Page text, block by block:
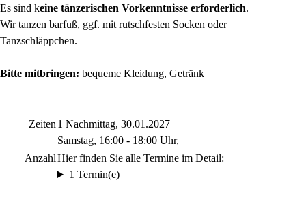
Es sind keine tänzerischen Vorkenntnisse erforderlich.
Wir tanzen barfuß, ggf. mit rutschfesten Socken oder
Tanzschläppchen.
Bitte mitbringen: bequeme Kleidung, Getränk
Zeiten 1 Nachmittag, 30.01.2027
Samstag, 16:00 - 18:00 Uhr,
AnzahlHier finden Sie alle Termine im Detail:
1 Termin(e)